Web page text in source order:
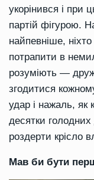
укорінився і при
партій фігурою.
найпевніше,
потрапити в
розуміють —
згодитися
удар і нажаль, як
десятки голодних
роздерти крісло
Мав би бути